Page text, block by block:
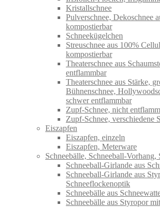
Kristallschnee
Pulverschnee, Dekoschnee
kompostierbar
Schneekügelchen
Streuschnee aus 100%
kompostierbar
Theaterschnee aus
entflammbar
Theaterschnee aus Stärke,
Bühnenschnee,
schwer entflammbar
Zupf-Schnee, nicht
Zupf-Schnee, verschiedene
Eiszapfen
Eiszapfen, einzeln
Eiszapfen, Meterware
Schneebälle, Schneeball-
Schneeball-Girlande aus
Schneeball-Girlande aus
Schneeflockenoptik
Schneebälle aus
Schneebälle aus Styropor mit